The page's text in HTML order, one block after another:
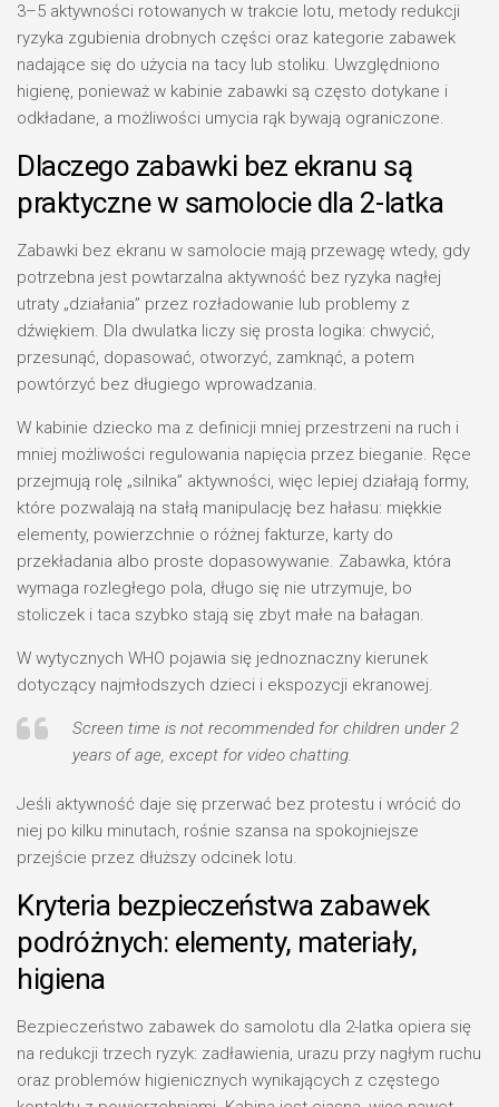
3–5 aktywności rotowanych w trakcie lotu, metody redukcji
ryzyka zgubienia drobnych części oraz kategorie zabawek
nadające się do użycia na tacy lub stoliku. Uwzględniono
higienę, ponieważ w kabinie zabawki są często dotykane i
odkładane, a możliwości umycia rąk bywają ograniczone.
Dlaczego zabawki bez ekranu są
praktyczne w samolocie dla 2-latka
Zabawki bez ekranu w samolocie mają przewagę wtedy, gdy
potrzebna jest powtarzalna aktywność bez ryzyka nagłej
utraty „działania” przez rozładowanie lub problemy z
dźwiękiem. Dla dwulatka liczy się prosta logika: chwycić,
przesunąć, dopasować, otworzyć, zamknąć, a potem
powtórzyć bez długiego wprowadzania.
W kabinie dziecko ma z definicji mniej przestrzeni na ruch i
mniej możliwości regulowania napięcia przez bieganie. Ręce
przejmują rolę „silnika” aktywności, więc lepiej działają formy,
które pozwalają na stałą manipulację bez hałasu: miękkie
elementy, powierzchnie o różnej fakturze, karty do
przekładania albo proste dopasowywanie. Zabawka, która
wymaga rozległego pola, długo się nie utrzymuje, bo
stoliczek i taca szybko stają się zbyt małe na bałagan.
W wytycznych WHO pojawia się jednoznaczny kierunek
dotyczący najmłodszych dzieci i ekspozycji ekranowej.
Screen time is not recommended for children under 2
years of age, except for video chatting.
Jeśli aktywność daje się przerwać bez protestu i wrócić do
niej po kilku minutach, rośnie szansa na spokojniejsze
przejście przez dłuższy odcinek lotu.
Kryteria bezpieczeństwa zabawek
podróżnych: elementy, materiały,
higiena
Bezpieczeństwo zabawek do samolotu dla 2-latka opiera się
na redukcji trzech ryzyk: zadławienia, urazu przy nagłym ruchu
oraz problemów higienicznych wynikających z częstego